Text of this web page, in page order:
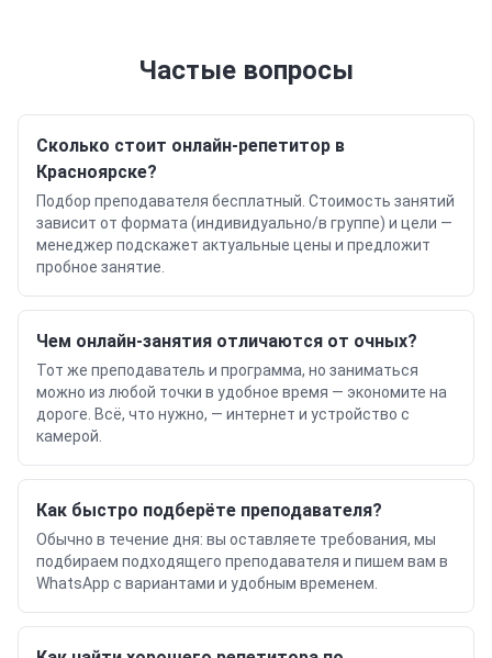
Частые вопросы
Сколько стоит онлайн-репетитор в
Красноярске?
Подбор преподавателя бесплатный. Стоимость занятий
зависит от формата (индивидуально/в группе) и цели —
менеджер подскажет актуальные цены и предложит
пробное занятие.
Чем онлайн-занятия отличаются от очных?
Тот же преподаватель и программа, но заниматься
можно из любой точки в удобное время — экономите на
дороге. Всё, что нужно, — интернет и устройство с
камерой.
Как быстро подберёте преподавателя?
Обычно в течение дня: вы оставляете требования, мы
подбираем подходящего преподавателя и пишем вам в
WhatsApp с вариантами и удобным временем.